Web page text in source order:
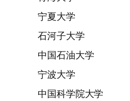
宁夏大学
石河子大学
中国石油大学
宁波大学
中国科学院大学